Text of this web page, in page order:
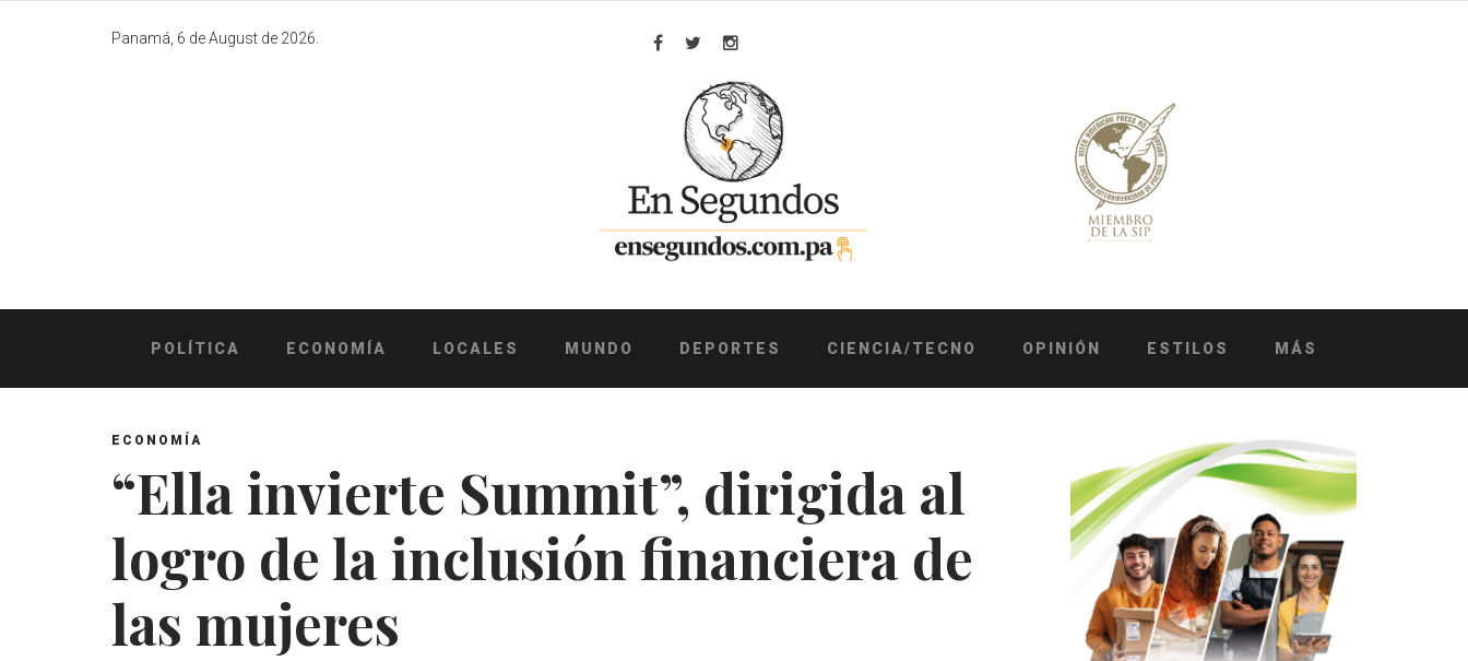
Panamá, 6 de August de 2026.
Facebook
TwitterInstagram
POLÍTICA ECONOMÍA LOCALES MUNDO DEPORTES CIENCIA/TECNO OPINIÓN ESTILOS MÁS
ECONOMÍA
“Ella invierte Summit”, dirigida al
logro de la inclusión financiera de
las mujeres